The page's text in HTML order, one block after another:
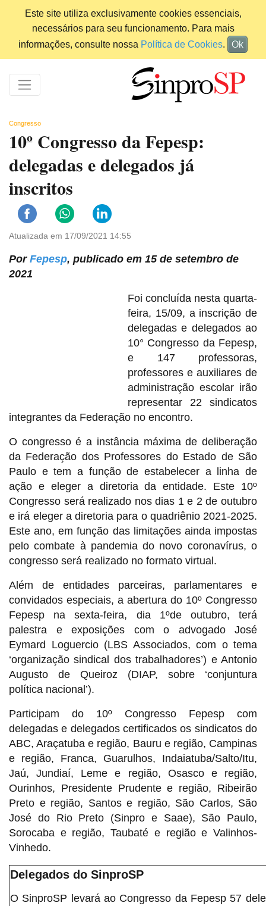
Este site utiliza exclusivamente cookies essenciais,
necessários para seu funcionamento. Para mais
informações, consulte nossa Política de Cookies. Ok
Congresso
10º Congresso da Fepesp:
delegadas e delegados já
inscritos
Atualizada em 17/09/2021 14:55
Por Fepesp, publicado em 15 de setembro de
2021
Foi concluída nesta quarta-
feira, 15/09, a inscrição de
delegadas e delegados ao
10° Congresso da Fepesp,
e 147 professoras,
professores e auxiliares de
administração escolar irão
representar 22 sindicatos
integrantes da Federação no encontro.
O congresso é a instância máxima de deliberação
da Federação dos Professores do Estado de São
Paulo e tem a função de estabelecer a linha de
ação e eleger a diretoria da entidade. Este 10º
Congresso será realizado nos dias 1 e 2 de outubro
e irá eleger a diretoria para o quadriênio 2021-2025.
Este ano, em função das limitações ainda impostas
pelo combate à pandemia do novo coronavírus, o
congresso será realizado no formato virtual.
Além de entidades parceiras, parlamentares e
convidados especiais, a abertura do 10º Congresso
Fepesp na sexta-feira, dia 1ºde outubro, terá
palestra e exposições com o advogado José
Eymard Loguercio (LBS Associados, com o tema
‘organização sindical dos trabalhadores’) e Antonio
Augusto de Queiroz (DIAP, sobre ‘conjuntura
política nacional’).
Participam do 10º Congresso Fepesp com
delegadas e delegados certificados os sindicatos do
ABC, Araçatuba e região, Bauru e região, Campinas
e região, Franca, Guarulhos, Indaiatuba/Salto/Itu,
Jaú, Jundiaí, Leme e região, Osasco e região,
Ourinhos, Presidente Prudente e região, Ribeirão
Preto e região, Santos e região, São Carlos, São
José do Rio Preto (Sinpro e Saae), São Paulo,
Sorocaba e região, Taubaté e região e Valinhos-
Vinhedo.
Delegados do SinproSP
O SinproSP levará ao Congresso da Fepesp 57